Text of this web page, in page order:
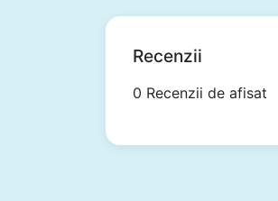
Recenzii
0 Recenzii de afisat